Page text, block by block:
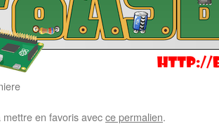
en favoris avecce permalien.